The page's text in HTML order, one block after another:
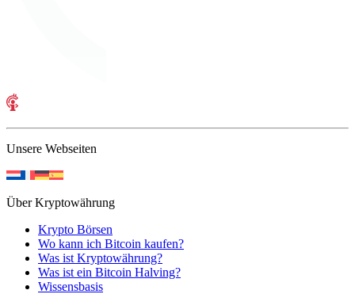
Unsere Webseiten
Über Kryptowährung
Krypto Börsen
Wo kann ich Bitcoin kaufen?
Was ist Kryptowährung?
Was ist ein Bitcoin Halving?
Wissensbasis